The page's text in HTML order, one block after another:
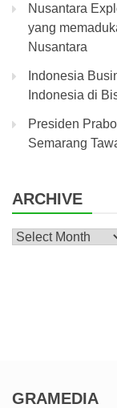
Nusantara
yang
Nusantara
Indonesia
Indonesia di
Presiden
Semarang
ARCHIVE
Archive
GRAMEDIA